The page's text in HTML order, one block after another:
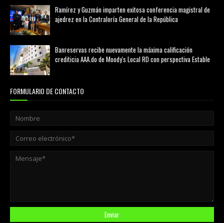
Ramírez y Guzmán imparten exitosa conferencia magistral de
ajedrez en la Contraloría General de la República
Banreservas recibe nuevamente la máxima calificación
crediticia AAA.do de Moody's Local RD con perspectiva Estable
FORMULARIO DE CONTACTO